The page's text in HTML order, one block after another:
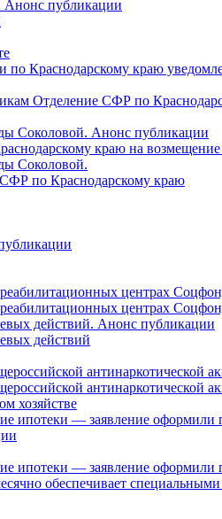
Анонс публикации
Краснодарскому краю
Отделение СФР по
Соколовой. Анонс публикации
краю на возмещение
Соколовой.
СФР по Краснодарскому краю
центрах
центрах
действий. Анонс публикации
действий
антинаркотической
хозяйстве
ипотеки — заявление
ипотеки — заявление оформили
обеспечивает